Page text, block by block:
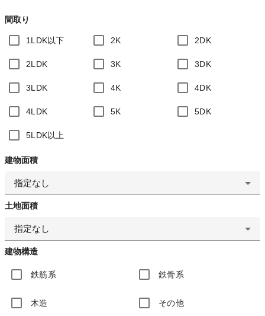
間取り
1LDK以下 2K 2DK
2LDK 3K 3DK
3LDK 4K 4DK
4LDK 5K 5DK
5LDK以上
建物面積
指定なし
土地面積
指定なし
建物構造
鉄筋系 鉄骨系
木造 その他